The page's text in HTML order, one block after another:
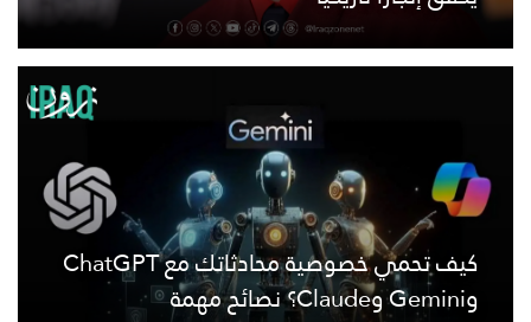
كيف تحمي خصوصية محادثاتك مع ChatGPT
وGemini وClaude؟ نصائح مهمة